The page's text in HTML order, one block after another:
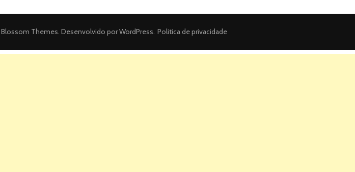
Blossom Themes. Desenvolvido porWordPress. Politica de privacidade